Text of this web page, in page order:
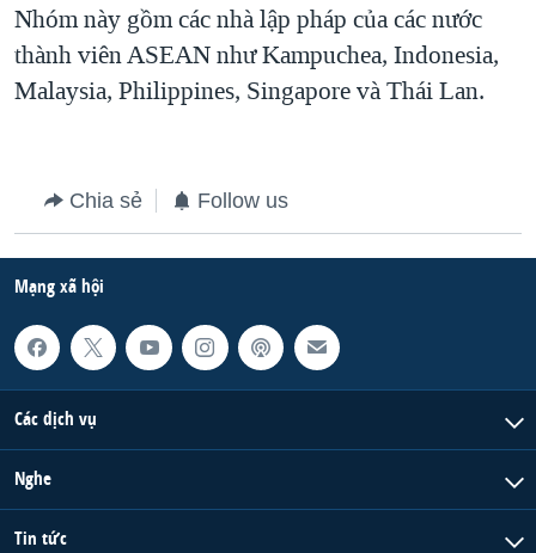
Nhóm này gồm các nhà lập pháp của các nước
thành viên ASEAN như Kampuchea, Indonesia,
Malaysia, Philippines, Singapore và Thái Lan.
Chia sẻ Follow us
Mạng xã hội
Các dịch vụ
Nghe
Tin tức